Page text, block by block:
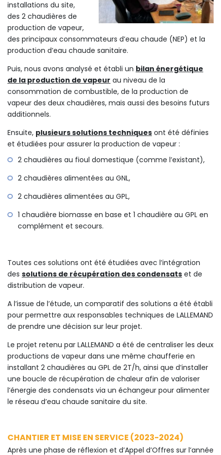
installations du site,
des 2 chaudières de
production de vapeur,
des principaux consommateurs d’eau chaude (NEP) et la
production d’eau chaude sanitaire.
Puis, nous avons analysé et établi un bilan énergétique
de la production de vapeur au niveau de la
consommation de combustible, de la production de
vapeur des deux chaudières, mais aussi des besoins futurs
additionnels.
Ensuite, plusieurs solutions techniques ont été définies
et étudiées pour assurer la production de vapeur :
2 chaudières au fioul domestique (comme l’existant),
2 chaudières alimentées au GNL,
2 chaudières alimentées au GPL,
1 chaudière biomasse en base et 1 chaudière au GPL en
complément et secours.
Toutes ces solutions ont été étudiées avec l’intégration
des solutions de récupération des condensats et de
distribution de vapeur.
A l’issue de l’étude, un comparatif des solutions a été établi
pour permettre aux responsables techniques de LALLEMAND
de prendre une décision sur leur projet.
Le projet retenu par LALLEMAND a été de centraliser les deux
productions de vapeur dans une même chaufferie en
installant 2 chaudières au GPL de 2T/h, ainsi que d’installer
une boucle de récupération de chaleur afin de valoriser
l’énergie des condensats via un échangeur pour alimenter
le réseau d’eau chaude sanitaire du site.
CHANTIER ET MISE EN SERVICE (2023-2024)
Après une phase de réflexion et d’Appel d’Offres sur l’année